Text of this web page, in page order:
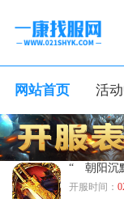
网站首页 活
“ 朝阳沉
开服时间：